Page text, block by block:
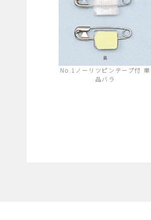
No.1ノーリツピンテープ付 単
品バラ